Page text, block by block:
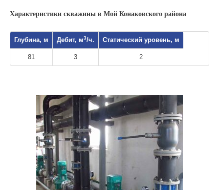
Характеристики скважины в Мой Конаковского района
Глубина, м Дебит, м3/ч. Статический уровень, м
81 3 2